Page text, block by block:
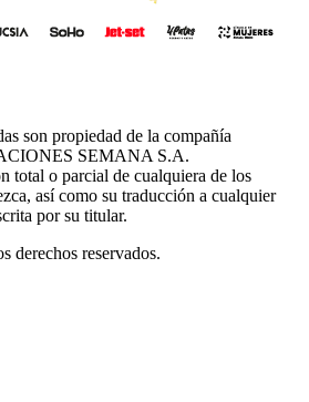
son propiedad de la compañía
SEMANA S.A.
total o parcial de cualquiera de los
así como su traducción a cualquier
por su titular.
derechos reservados.